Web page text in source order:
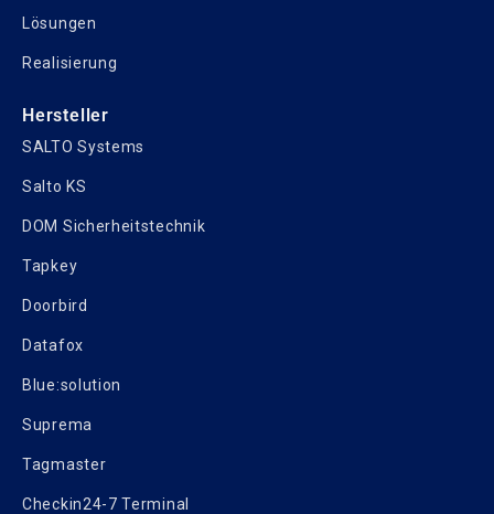
Lösungen
Realisierung
Hersteller
SALTO Systems
Salto KS
DOM Sicherheitstechnik
Tapkey
Doorbird
Datafox
Blue:solution
Suprema
Tagmaster
Checkin24-7 Terminal